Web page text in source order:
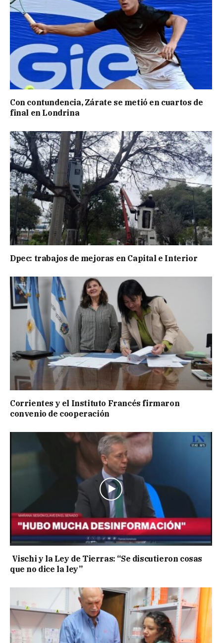
Con contundencia, Zárate se metió en cuartos de
final en Londrina
Dpec: trabajos de mejoras en Capital e Interior
Corrientes y el Instituto Francés firmaron
convenio de cooperación
Vischi y la Ley de Tierras: “Se discutieron cosas
que no dice la ley”